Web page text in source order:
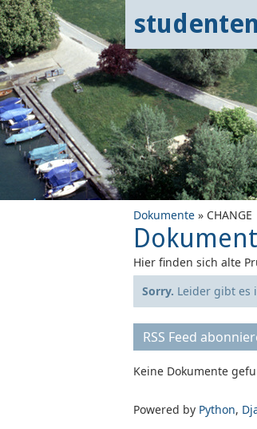
studenten
Dokumente » CHANGE
Hier finden sich alte
Sorry. Leider gibt es
RSS Feed
Keine Dokumente
Powered by Python,